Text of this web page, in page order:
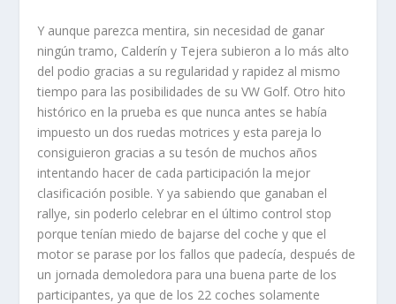
Y aunque parezca mentira, sin necesidad de ganar
ningún tramo, Calderín y Tejera subieron a lo más alto
del podio gracias a su regularidad y rapidez al mismo
tiempo para las posibilidades de su VW Golf. Otro hito
histórico en la prueba es que nunca antes se había
impuesto un dos ruedas motrices y esta pareja lo
consiguieron gracias a su tesón de muchos años
intentando hacer de cada participación la mejor
clasificación posible. Y ya sabiendo que ganaban el
rallye, sin poderlo celebrar en el último control stop
porque tenían miedo de bajarse del coche y que el
motor se parase por los fallos que padecía, después de
un jornada demoledora para una buena parte de los
participantes, ya que de los 22 coches solamente